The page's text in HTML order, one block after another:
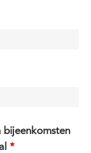
*